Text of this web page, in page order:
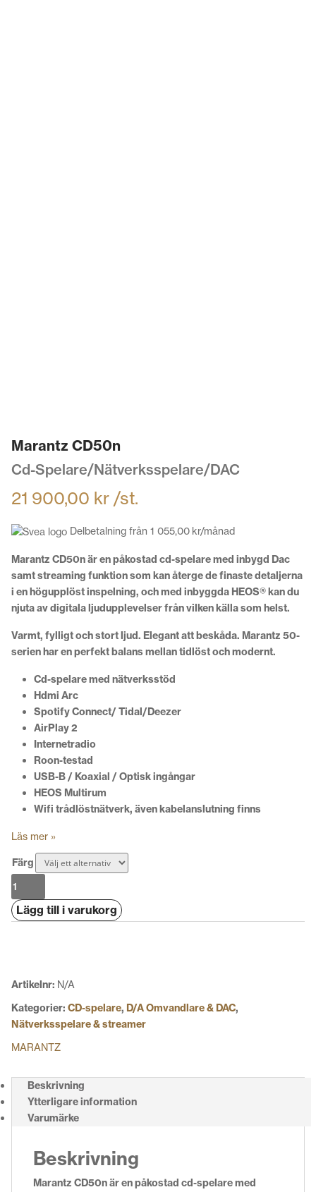
Marantz CD50n
Cd-Spelare/Nätverksspelare/DAC
21 900,00 kr /st.
Delbetalning från 1 055,00 kr/månad
Marantz CD50n är en påkostad cd-spelare med inbygd Dac
samt streaming funktion som kanåterge de finaste detaljerna
i en högupplöst inspelning, och med inbyggda HEOS® kan du
njuta av digitala ljudupplevelser från vilken källa som helst.
Varmt, fylligt och stort ljud. Elegant att beskåda. Marantz 50-
serien har en perfekt balans mellan tidlöst och modernt.
Cd-spelare med nätverksstöd
Hdmi Arc
Spotify Connect/ Tidal/Deezer
AirPlay 2
Internetradio
Roon-testad
USB-B / Koaxial / Optisk ingångar
HEOS Multirum
Wifi trådlöstnätverk, även kabelanslutning finns
Läs mer »
Färg
Marantz
CD50n
mängd
Lägg till i varukorg
Artikelnr: N/A
Kategorier: CD-spelare, D/A Omvandlare & DAC,
Nätverksspelare & streamer
MARANTZ
Beskrivning
Ytterligare information
Varumärke
Beskrivning
Marantz CD50n är en påkostad cd-spelare med